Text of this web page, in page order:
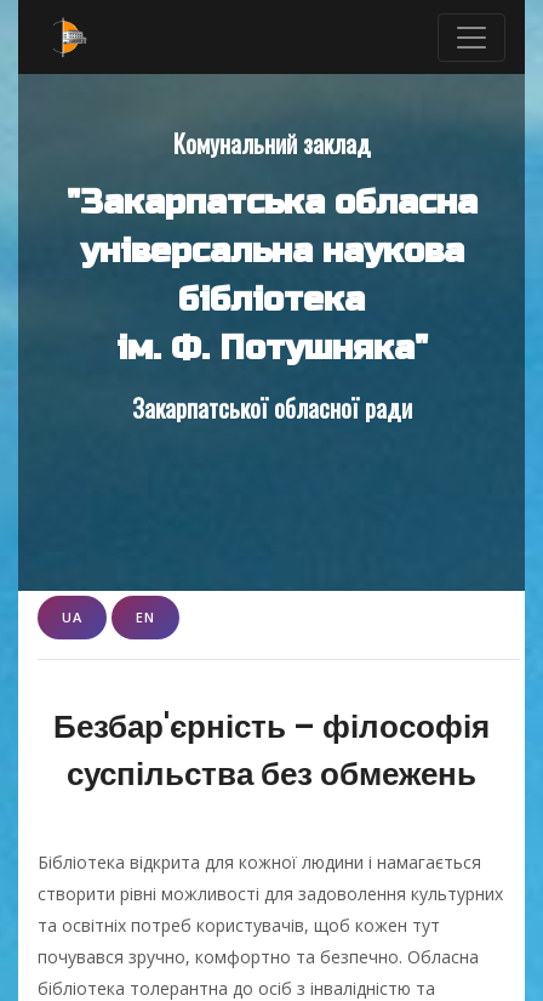
Комунальний заклад
"Закарпатська обласна
універсальна наукова
бібліотека
ім. Ф. Потушняка"
Закарпатської обласної ради
UA EN
Безбар'єрність – філософія
суспільства без обмежень
Бібліотека відкрита для кожної людини і намагається
створити рівні можливості для задоволення культурних
та освітніх потреб користувачів, щоб кожен тут
почувався зручно, комфортно та безпечно. Обласна
бібліотека толерантна до осіб з інвалідністю та